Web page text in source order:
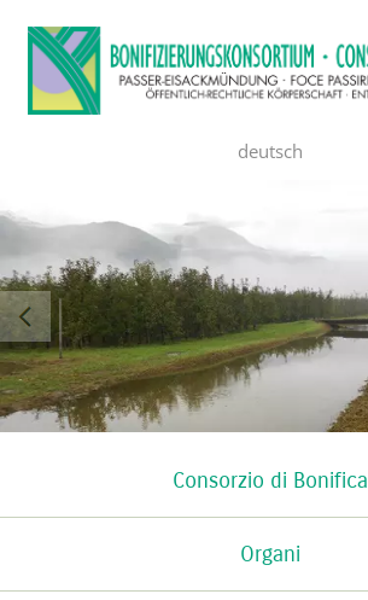
deutsch
Consorzio di Bonifica
Organi